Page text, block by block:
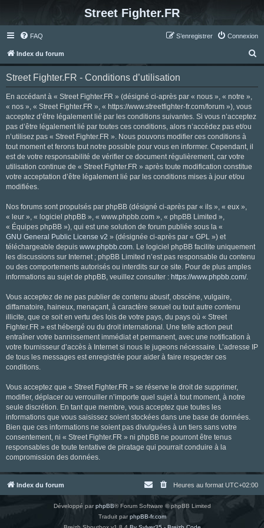
Street Fighter.FR
FAQ Connexion
S’enregistrer
Index du forum
e
Street Fighter.FR - Conditions d’utilisation
En accédant à « Street Fighter.FR » (désigné ci-après par « nous », « notre »,
« nos », « Street Fighter.FR », « https://www.streetfighter-fr.com/forum »), vous
acceptez d’être légalement lié par les conditions suivantes. Si vous n’acceptez
pas d’être légalement lié par toutes ces conditions, alors n’accédez pas et/ou
n’utilisez pas « Street Fighter.FR ». Nous pouvons modifier ces conditions à
tout moment et ferons tout notre possible pour vous en informer. Cependant, il
est de votre responsabilité de vérifier ce document régulièrement, car votre
utilisation continue de « Street Fighter.FR » après toute modification constitue
votre acceptation d’être légalement lié par les conditions mises à jour et/ou
modifiées.
Nos forums sont propulsés par phpBB (désigné ci-après par « ils », « eux »,
« leur », « logiciel phpBB », « www.phpbb.com », « phpBB Limited »,
« Équipes phpBB »), qui est une solution de forum publiée sous la «
GNU General Public License v2 » (désignée ci-après par « GPL ») et
téléchargeable depuis www.phpbb.com. Le logiciel phpBB facilite uniquement
les discussions sur Internet ; phpBB Limited n’est pas responsable du contenu
ou des comportements autorisés ou interdits sur ce site. Pour de plus amples
informations au sujet de phpBB, veuillez consulter : https://www.phpbb.com/.
Vous acceptez de ne pas publier de contenu abusif, obscène, vulgaire,
diffamatoire, haineux, menaçant, à caractère sexuel ou tout autre contenu
illicite, que ce soit en vertu des lois de votre pays, du pays où « Street
Fighter.FR » est hébergé ou du droit international. Une telle action peut
entraîner votre bannissement immédiat et permanent, avec une notification à
votre fournisseur d’accès à Internet si nous le jugeons nécessaire. L’adresse IP
de tous les messages est enregistrée pour aider à faire respecter ces
conditions.
Vous acceptez que « Street Fighter.FR » se réserve le droit de supprimer,
modifier, déplacer ou verrouiller n’importe quel sujet à tout moment, à notre
seule discrétion. En tant que membre, vous acceptez que toutes les
informations que vous saisissez soient stockées dans une base de données.
Bien que ces informations ne soient pas divulguées à un tiers sans votre
consentement, ni « Street Fighter.FR » ni phpBB ne pourront être tenus
responsables de toute tentative de piratage qui pourrait conduire à la
compromission des données.
Index du forum Heures au format UTC+02:00
Développé parphpBB® Forum Software © phpBB Limited
Traduit parphpBB-fr.com